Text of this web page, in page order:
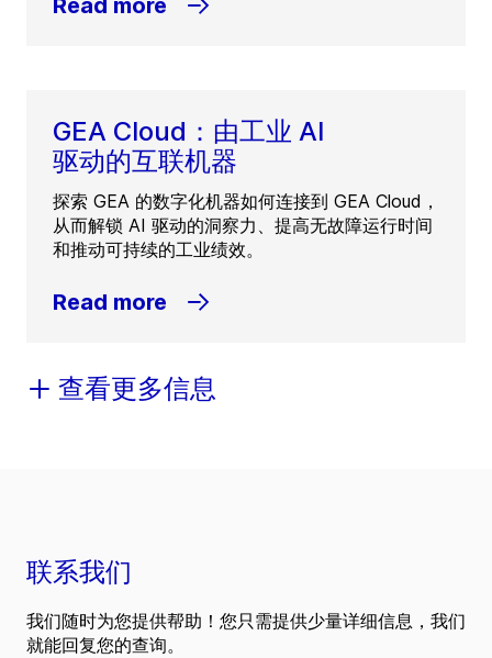
Read more
GEA Cloud：由工业 AI
驱动的互联机器
探索 GEA 的数字化机器如何连接到 GEA Cloud，
从而解锁 AI 驱动的洞察力、提高无故障运行时间
和推动可持续的工业绩效。
Read more
查看更多信息
联系我们
我们随时为您提供帮助！您只需提供少量详细信息，我们
就能回复您的查询。